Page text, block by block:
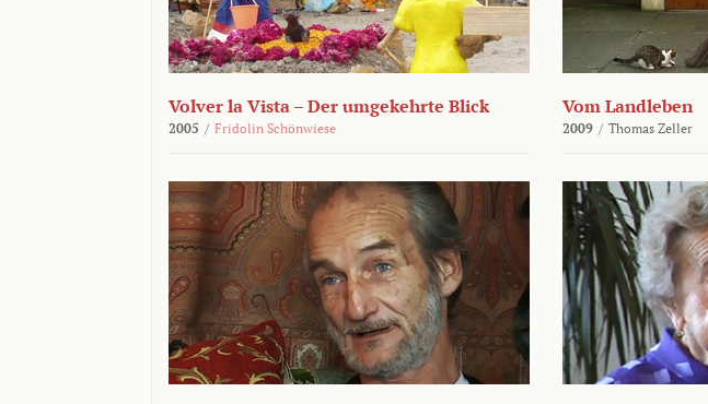
Volver la Vista – Der umgekehrte Blick
2005 / Fridolin Schönwiese
Vom Landleben
2009 / Thomas Zeller